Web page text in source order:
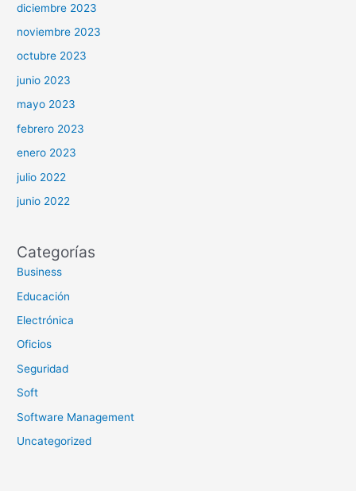
diciembre 2023
noviembre 2023
octubre 2023
junio 2023
mayo 2023
febrero 2023
enero 2023
julio 2022
junio 2022
Categorías
Business
Educación
Electrónica
Oficios
Seguridad
Soft
Software Management
Uncategorized